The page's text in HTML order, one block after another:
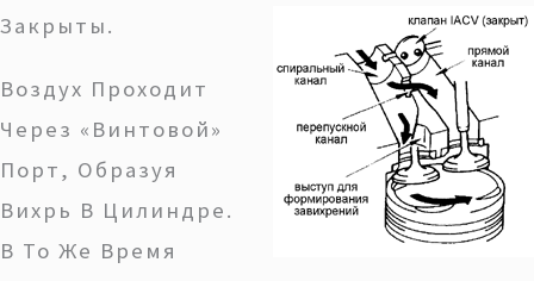
Закрыты.
Воздух Проходит
Через «винтовой»
Порт, Образуя
Вихрь В Цилиндре.
В То Же Время